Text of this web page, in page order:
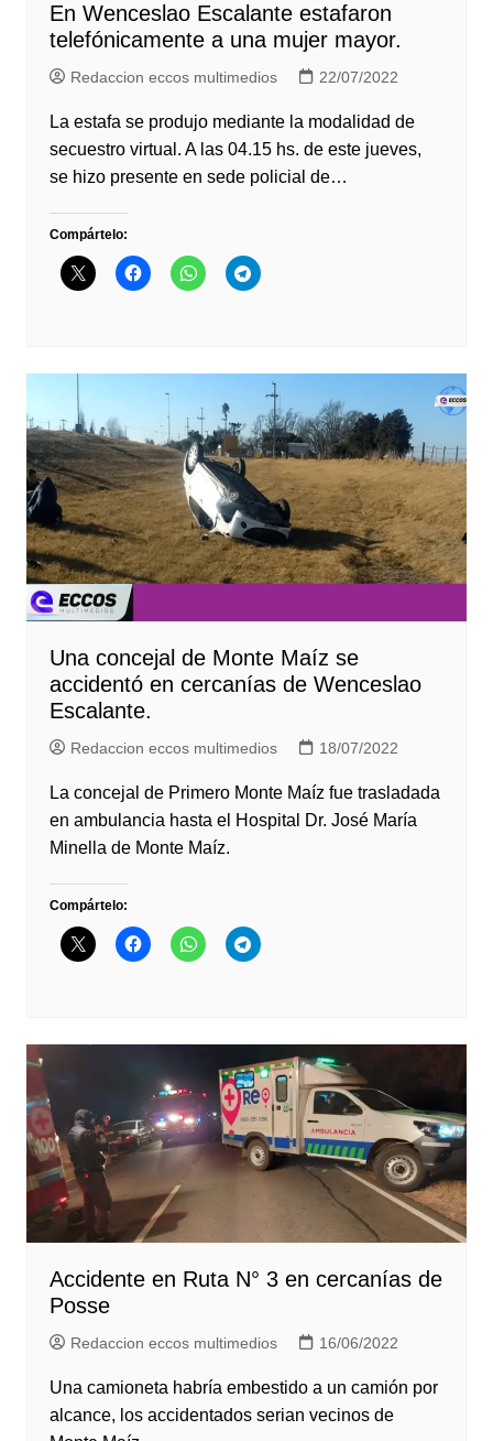
En Wenceslao Escalante estafaron
telefónicamente a una mujer mayor.
Redaccion eccos multimedios 22/07/2022
La estafa se produjo mediante la modalidad de
secuestro virtual. A las 04.15 hs. de este jueves,
se hizo presente en sede policial de…
Compártelo:
Una concejal de Monte Maíz se
accidentó en cercanías de Wenceslao
Escalante.
Redaccion eccos multimedios 18/07/2022
La concejal de Primero Monte Maíz fue trasladada
en ambulancia hasta el Hospital Dr. José María
Minella de Monte Maíz.
Compártelo:
Accidente en Ruta N° 3 en cercanías de
Posse
Redaccion eccos multimedios 16/06/2022
Una camioneta habría embestido a un camión por
alcance, los accidentados serian vecinos de